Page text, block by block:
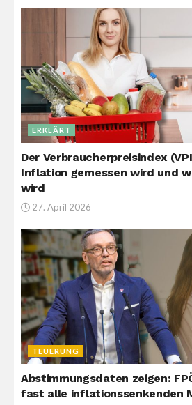
ERKLÄRT
Der Verbraucherpreisindex
Inflation gemessen wird und
wird
27. April 2026
TEUERUNG
Abstimmungsdaten zeigen:
fast alle inflationssenkenden